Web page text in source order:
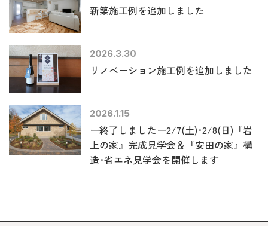
新築施工例を追加しました
2026.3.30
リノベーション施工例を追加しました
2026.1.15
ー終了しましたー2/7(土)･2/8(日)『岩
上の家』完成見学会＆『安田の家』構
造･省エネ見学会を開催します